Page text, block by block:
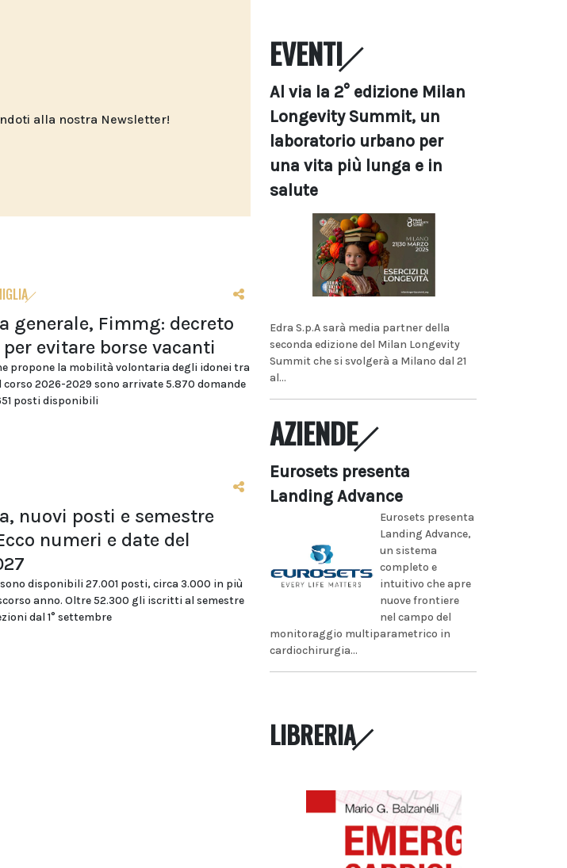
alla nostra Newsletter!
generale, Fimmg: decreto
evitare borse vacanti
propone la mobilità volontaria degli idonei tra
corso 2026-2029 sono arrivate 5.870 domande
posti disponibili
nuovi posti e semestre
numeri e date del
disponibili 27.001 posti, circa 3.000 in più
anno. Oltre 52.300 gli iscritti al semestre
dal 1° settembre
EVENTI
Al via la 2° edizione Milan
Longevity Summit, un
laboratorio urbano per
una vita più lunga e in
salute
Edra S.p.A sarà media partner della
seconda edizione del Milan Longevity
Summit che si svolgerà a Milano dal 21
al...
AZIENDE
Eurosets presenta
Landing Advance
Eurosets presenta
Landing Advance,
un sistema
completo e
intuitivo che apre
nuove frontiere
nel campo del
monitoraggio multiparametrico in
cardiochirurgia...
LIBRERIA